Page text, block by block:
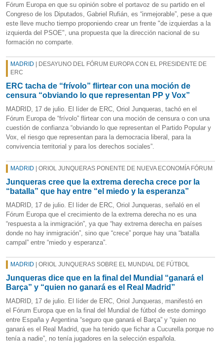
Fórum Europa en que su opinión sobre el portavoz de su partido en el
Congreso de los Diputados, Gabriel Rufián, es “inmejorable”, pese a que
este lleve mucho tiempo proponiendo crear un frente "de izquierdas a la
izquierda del PSOE", una propuesta que la dirección nacional de su
formación no comparte.
MADRID | DESAYUNO DEL FÓRUM EUROPA CON EL PRESIDENTE DE
ERC
ERC tacha de “frívolo” flirtear con una moción de
censura “obviando lo que representan PP y Vox”
MADRID, 17 de julio. El líder de ERC, Oriol Junqueras, tachó en el
Fórum Europa de “frívolo” flirtear con una moción de censura o con una
cuestión de confianza “obviando lo que representan el Partido Popular y
Vox, el riesgo que representan para la democracia liberal, para la
convivencia territorial y para los derechos sociales”.
MADRID | ORIOL JUNQUERAS PONENTE DE NUEVA ECONOMÍA FÓRUM
Junqueras cree que la extrema derecha crece por la
“batalla” que hay entre “el miedo y la esperanza”
MADRID, 17 de julio. El líder de ERC, Oriol Junqueras, señaló en el
Fórum Europa que el crecimiento de la extrema derecha no es una
“respuesta a la inmigración”, ya que “hay extrema derecha en países
donde no hay inmigración”, sino que “crece” porque hay una “batalla
campal” entre “miedo y esperanza”.
MADRID | ORIOL JUNQUERAS SOBRE EL MUNDIAL DE FÚTBOL
Junqueras dice que en la final del Mundial “ganará el
Barça” y “quien no ganará es el Real Madrid”
MADRID, 17 de julio. El líder de ERC, Oriol Junqueras, manifestó en
el Fórum Europa que en la final del Mundial de fútbol de este domingo
entre España y Argentina “seguro que ganará el Barça” y “quien no
ganará es el Real Madrid, que ha tenido que fichar a Cucurella porque no
tenía a nadie”, no tenía jugadores en la selección española.